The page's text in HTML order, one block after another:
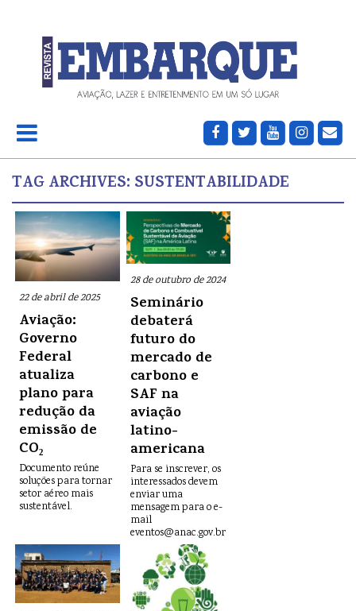
TAG ARCHIVES: SUSTENTABILIDADE
22 de abril de 2025
Aviação:
Governo
Federal
atualiza
plano para
redução da
emissão de
CO₂
Documento reúne
soluções para tornar
setor aéreo mais
sustentável.
28 de outubro de 2024
Seminário
debaterá
futuro do
mercado de
carbono e
SAF na
aviação
latino-
americana
Para se inscrever, os
interessados devem
enviar uma
mensagem para o e-
mail
eventos@anac.gov.br